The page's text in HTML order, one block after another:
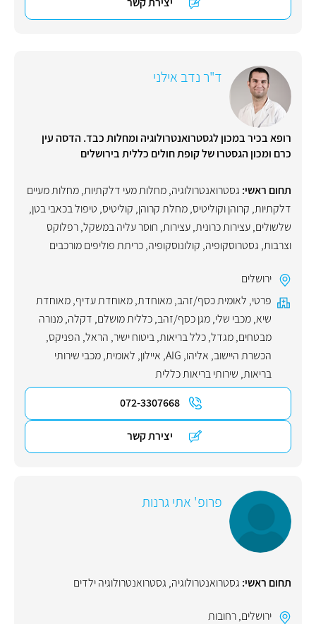
ד"ר נדב אילני
רופא בכיר במכון לגסטרואנטרולוגיה ומחלות כבד. הדסה עין
כרם ומכון הגסטרו של קופת חולים כללית בירושלים
תחום ראשי: גסטרואנטרולוגיה,מחלות מעי דלקתיות,מחלות מעיים
דלקתיות, קרוהן וקוליטיס,מחלת קרוהן, קוליטיס, טיפול בכאבי בטן,
שלשולים,עצירות כרונית,עצירות, חוסר עליה במשקל,רפלוקס
וצרבות, גסטרוסקופיה, קולונוסקופיה,כריתת פוליפים מורכבים
ירושלים
פרטי, לאומית כסף/זהב,מאוחדת,מאוחדת עדיף,מאוחדת
שיא,מכבי שלי,מגן כסף/זהב,כללית מושלם, דקלה,מנורה
מבטחים,מגדל,כלל בריאות,ביטוח ישיר, הראל, הפניקס,
הכשרת היישוב, אליהו,
AIG
, איילון, לאומית,מכבי שירותי
בריאות, שירותי בריאות כללית
072-3307668
יצירת קשר
פרופ' אתי גרנות
תחום ראשי: גסטרואנטרולוגיה, גסטרואנטרולוגיה ילדים
ירושלים,רחובות